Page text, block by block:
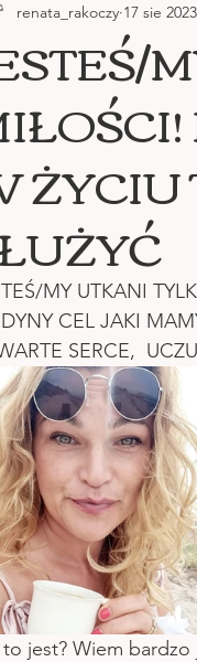
ŻYCIU
renata_rakoczy 17 sie 2023
MY UTKANI
CEL JAKI
SERCE,
jest? Wiem